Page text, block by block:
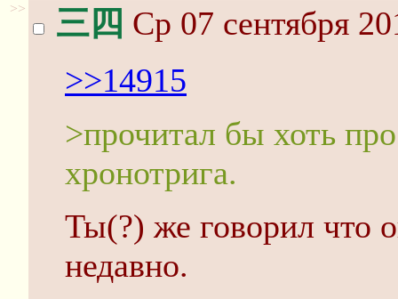
>> 三四 Ср 07 сентября
>>14915
>прочитал бы хоть
хронотрига.
Ты(?) же говорил что
недавно.